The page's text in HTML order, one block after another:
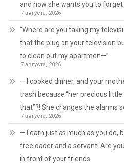
and now she wants you to
7 августа, 2026
“Where are you taking my
that the plug on your television
to clean out my apartmen—”
7 августа, 2026
— I cooked dinner, and your
trash because “her precious little
that”?! She changes the alarms
7 августа, 2026
— I earn just as much as you do,
freeloader and a servant! Are
in front of your friends